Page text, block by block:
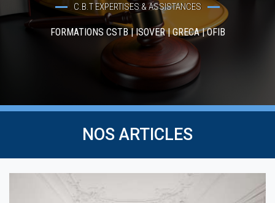
C.B.T EXPERTISES & ASSISTANCES
FORMATIONS CSTB | ISOVER | GRECA | OFIB
NOS ARTICLES